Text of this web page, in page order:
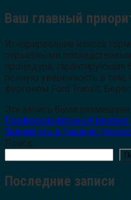
Ваш главный
Игнорирование износа
серьезными
процедура, гарантирующая
полную уверенность в том,
фургоном Ford Transit.
Эта запись была
Профессиональный
Задняя ось в тишине:
Поиск
Последние записи